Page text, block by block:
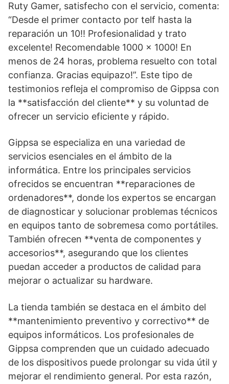
Ruty Gamer, satisfecho con el servicio, comenta:
“Desde el primer contacto por telf hasta la
reparación un 10!! Profesionalidad y trato
excelente! Recomendable 1000 x 1000! En
menos de 24 horas, problema resuelto con total
confianza. Gracias equipazo!”. Este tipo de
testimonios refleja el compromiso de Gippsa con
la **satisfacción del cliente** y su voluntad de
ofrecer un servicio eficiente y rápido.
Gippsa se especializa en una variedad de
servicios esenciales en el ámbito de la
informática. Entre los principales servicios
ofrecidos se encuentran **reparaciones de
ordenadores**, donde los expertos se encargan
de diagnosticar y solucionar problemas técnicos
en equipos tanto de sobremesa como portátiles.
También ofrecen **venta de componentes y
accesorios**, asegurando que los clientes
puedan acceder a productos de calidad para
mejorar o actualizar su hardware.
La tienda también se destaca en el ámbito del
**mantenimiento preventivo y correctivo** de
equipos informáticos. Los profesionales de
Gippsa comprenden que un cuidado adecuado
de los dispositivos puede prolongar su vida útil y
mejorar el rendimiento general. Por esta razón,